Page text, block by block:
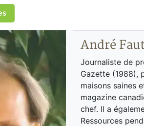
André
Journaliste de
Gazette (1988),
maisons saines
magazine
chef. Il a
Ressources